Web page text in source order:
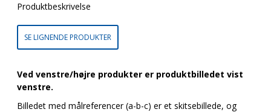
Produktbeskrivelse
SE LIGNENDE PRODUKTER
Ved venstre/højre produkter er produktbilledet vist
venstre.
Billedet med målreferencer (a-b-c) er et skitsebillede, og